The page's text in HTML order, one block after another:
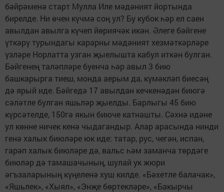
бәйрәменә старт Мулла Иле мәдәният йортында
бирелде. Ни өчен күчмә соң ул? Бу кубок һәр ел саен
авылдан авылга күчеп йөриячәк икән. Әлеге бәйгене
үткәрү турындагы карарны мәдәният хезмәткәрләре
үзләре Норлатта узган җыелышта кабул иткән булган.
Бәйгенең таләп­ләре буенча һәр авыл 3 бию
башкарырга тиеш, монда аерым да, күмәкләп биесәң
дә ярый иде. Бәйгедә 17 авылдан кечкенәдән биюгә
сәләтле булган яшьләр җыелды. Барлыгы 45 бию
күрсәтелде, 150гә якын биюче катнашты. Сәхнә идәне
ул көнне ничек кенә чыдагандыр. Алар арасында нинди
генә халык биюләре юк иде: татар, рус, чегән, испан,
гарәп халык биюләре дә, вальс һәм заманча төрдәге
биюләр дә тамашачының, шулай ук жюри
әгъзаларының күңеленә хуш килде. «Бәхетле балачак»,
«Яшьлек», «Хыял», «Энҗе бөртекләре», «Бакырчы